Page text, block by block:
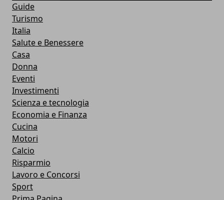
Guide
Turismo
Italia
Salute e Benessere
Casa
Donna
Eventi
Investimenti
Scienza e tecnologia
Economia e Finanza
Cucina
Motori
Calcio
Risparmio
Lavoro e Concorsi
Sport